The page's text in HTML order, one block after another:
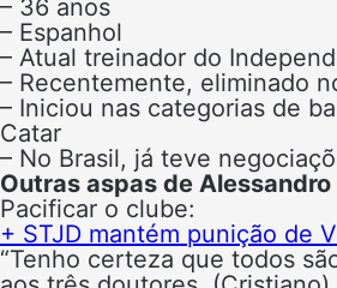
– 36 anos
– Espanhol
– Atual treinador do
– Recentemente, eliminado
– Iniciou nas categorias de
Catar
– No Brasil, já teve
Outras aspas de
Pacificar o clube:
+ STJD mantém punição de
“Tenho certeza que todos